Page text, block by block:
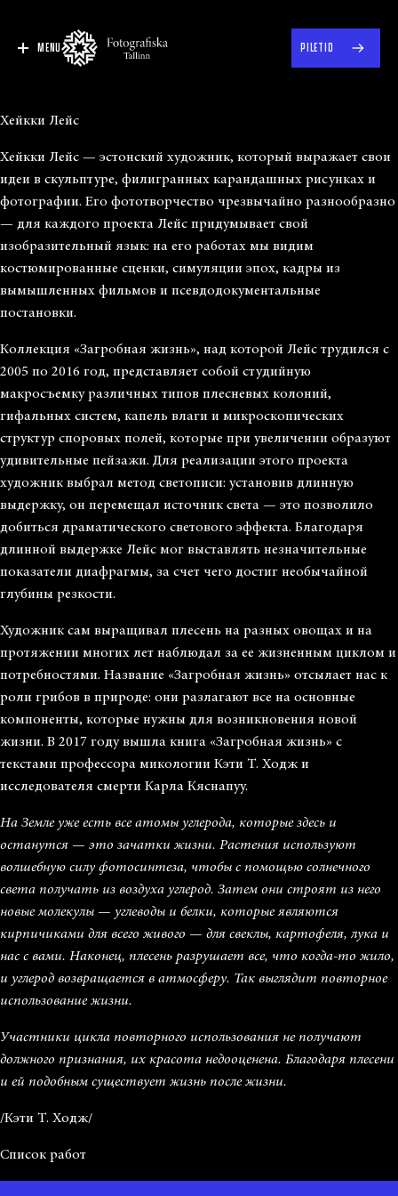
MENU PILETID
Хейкки Лейс
Хейкки Лейс — эстонский художник, который выражает свои
идеи в скульптуре, филигранных карандашных рисунках и
фотографии. Его фототворчество чрезвычайно разнообразно
— для каждого проекта Лейс придумывает свой
изобразительный язык: на его работах мы видим
костюмированные сценки, симуляции эпох, кадры из
вымышленных фильмов и псевдодокументальные
постановки.
Коллекция «Загробная жизнь», над которой Лейс трудился с
2005 по 2016 год, представляет собой студийную
макросъемку различных типов плесневых колоний,
гифальных систем, капель влаги и микроскопических
структур споровых полей, которые при увеличении образуют
удивительные пейзажи. Для реализации этого проекта
художник выбрал метод светописи: установив длинную
выдержку, он перемещал источник света — это позволило
добиться драматического светового эффекта. Благодаря
длинной выдержке Лейс мог выставлять незначительные
показатели диафрагмы, за счет чего достиг необычайной
глубины резкости.
Художник сам выращивал плесень на разных овощах и на
протяжении многих лет наблюдал за ее жизненным циклом и
потребностями. Название «Загробная жизнь» отсылает нас к
роли грибов в природе: они разлагают все на основные
компоненты, которые нужны для возникновения новой
жизни. В 2017 году вышла книга «Загробная жизнь» с
текстами профессора микологии Кэти Т. Ходж и
исследователя смерти Карла Кяснапуу.
На Земле уже есть все атомы углерода, которые здесь и
останутся — это зачатки жизни. Растения используют
волшебную силу фотосинтеза, чтобы с помощью солнечного
света получать из воздуха углерод. Затем они строят из него
новые молекулы — углеводы и белки, которые являются
кирпичиками для всего живого — для свеклы, картофеля, лука и
нас с вами. Наконец, плесень разрушает все, что когда-то жило,
и углерод возвращается в атмосферу. Так выглядит повторное
использование жизни.
Участники цикла повторного использования не получают
должного признания, их красота недооценена. Благодаря плесени
и ей подобным существует жизнь после жизни.
/Кэти Т. Ходж/
Список работ